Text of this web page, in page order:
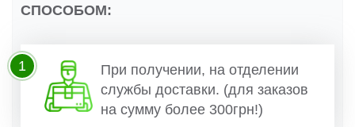
СПОСОБОМ:
При получении, на отделении
службы доставки. (для заказов
на сумму более 300грн!)
1